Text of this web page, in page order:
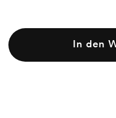
In den